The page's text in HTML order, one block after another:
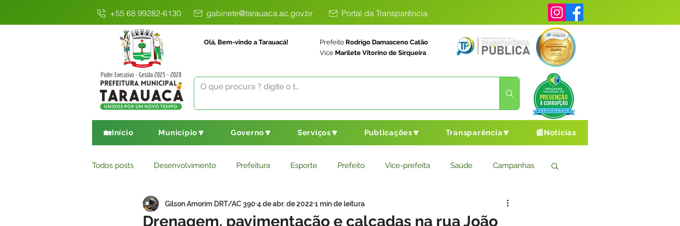
+55 68 99282-6130 gabinete@tarauaca.ac.gov.br Portal da Transparência
Olá, Bem-vindo a Tarauacá! Prefeito Rodrigo Damasceno Catão
Vice Marilete Vitorino de Sirqueira
🏡Início Município🔽 Governo🔽 Serviços🔽 Publicações🔽 Transparência🔽 📰Notícias
Todos posts Desenvolvimento Prefeitura Esporte Prefeito Vice-prefeita Saúde Campanhas
Comunicado Educação Saneamento Básico Agricultura Cultura e Esporte
Drenagem, pavimentação e calçadas na rua João
Gilson Amorim DRT/AC 390 4 de abr. de 2022 1 min de leitura